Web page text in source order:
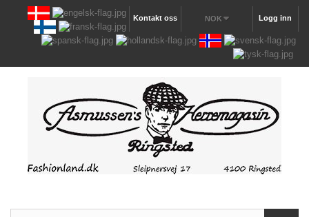
Logg inn
NOK
Kontakt oss